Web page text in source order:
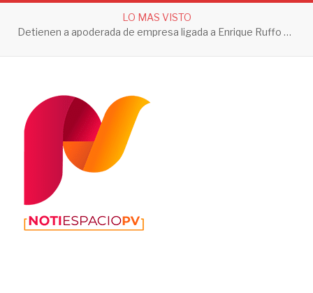
LO MAS VISTO
Detienen a apoderada de empresa ligada a Enrique Ruffo por investigación de Huachicol Fiscal